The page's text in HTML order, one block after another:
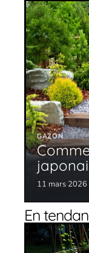
GAZON
11 mars 2026
En